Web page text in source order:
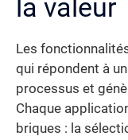
la valeur
Les
qui répondent à
processus et
Chaque
briques : la